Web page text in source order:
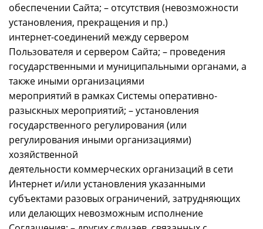
обеспечении Сайта; – отсутствия (невозможности
установления, прекращения и пр.)
интернет-соединений между сервером
Пользователя и сервером Сайта; – проведения
государственными и муниципальными органами, а
также иными организациями
мероприятий в рамках Системы оперативно-
разыскных мероприятий; – установления
государственного регулирования (или
регулирования иными организациями)
хозяйственной
деятельности коммерческих организаций в сети
Интернет и/или установления указанными
субъектами разовых ограничений, затрудняющих
или делающих невозможным исполнение